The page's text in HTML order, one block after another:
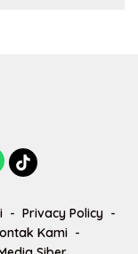
Privacy Policy
Kami